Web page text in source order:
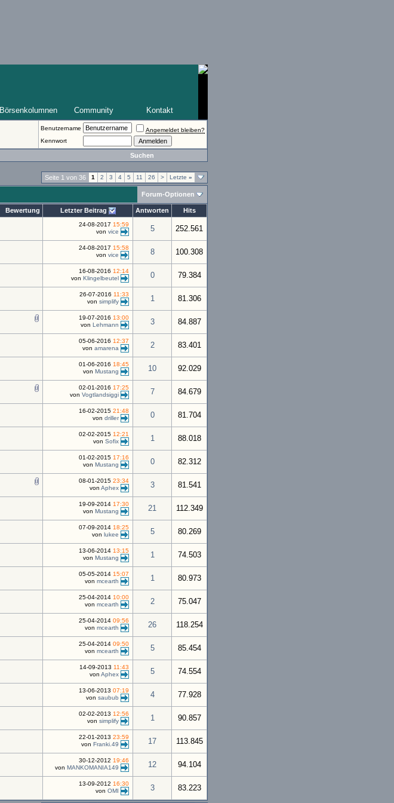
Börsenkolumnen Community Kontakt
Benutzername
Angemeldet bleiben?
Kennwort
Suchen
Seite 1 von 36 1 2 3 4 5 11 26 > Letzte »
Forum-Optionen
Bewertung Letzter Beitrag Antworten Hits
24-08-2017 15:59
von vice 5 252.561
24-08-2017 15:58
von vice 8 100.308
16-08-2016 12:14
von Klingelbeutel 0 79.384
26-07-2016 11:33
von simplify 1 81.306
19-07-2016 13:00
von Lehmann 3 84.887
05-06-2016 12:37
von amarena 2 83.401
01-06-2016 18:45
von Mustang 10 92.029
02-01-2016 17:25
von Vogtlandsiggi 7 84.679
16-02-2015 21:48
von driller 0 81.704
02-02-2015 12:21
von Sofix 1 88.018
01-02-2015 17:16
von Mustang 0 82.312
08-01-2015 23:34
von Aphex 3 81.541
19-09-2014 17:30
von Mustang 21 112.349
07-09-2014 18:25
von lukee 5 80.269
13-06-2014 13:15
von Mustang 1 74.503
05-05-2014 15:07
von mcearth 1 80.973
25-04-2014 10:00
von mcearth 2 75.047
25-04-2014 09:56
von mcearth 26 118.254
25-04-2014 09:50
von mcearth 5 85.454
14-09-2013 11:43
von Aphex 5 74.554
13-06-2013 07:19
von saubub 4 77.928
02-02-2013 12:56
von simplify 1 90.857
22-01-2013 23:59
von Franki.49 17 113.845
30-12-2012 19:46
von MANKOMANIA149 12 94.104
13-09-2012 16:30
von OMI 3 83.223